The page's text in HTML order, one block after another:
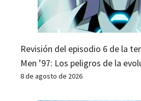
Revisión del episodio 6 de la
Men ’97: Los peligros de la
8 de agosto de 2026